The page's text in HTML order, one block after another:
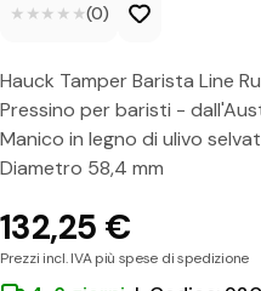
B
a
r
i
s
t
a
★★★★★
★★★★★(0)
Hauck Tamper Barista Line
Pressino per baristi -
Manico in legno di ulivo
Diametro 58,4 mm
132,25 €
Prezzi incl. IVA più spese di spedizione